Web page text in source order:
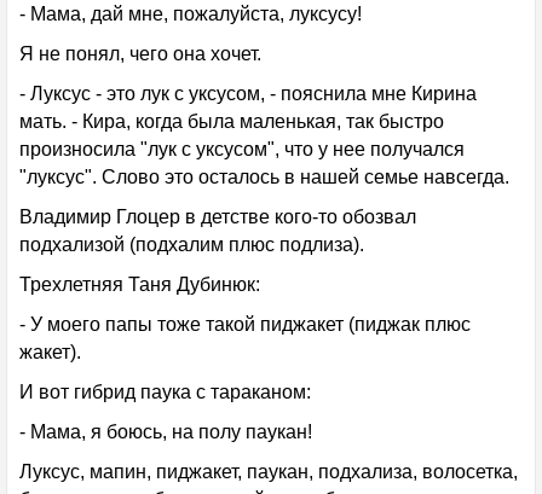
- Мама, дай мне, пожалуйста, луксусу!
Я не понял, чего она хочет.
- Луксус - это лук с уксусом, - пояснила мне Кирина
мать. - Кира, когда была маленькая, так быстро
произносила "лук с уксусом", что у нее получался
"луксус". Слово это осталось в нашей семье навсегда.
Владимир Глоцер в детстве кого-то обозвал
подхализой (подхалим плюс подлиза).
Трехлетняя Таня Дубинюк:
- У моего папы тоже такой пиджакет (пиджак плюс
жакет).
И вот гибрид паука с тараканом:
- Мама, я боюсь, на полу паукан!
Луксус, мапин, пиджакет, паукан, подхализа, волосетка,